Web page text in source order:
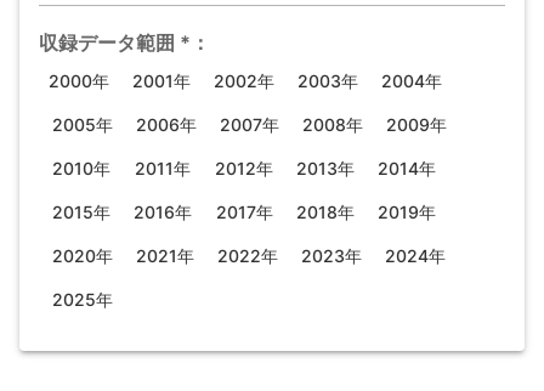
収録データ範囲 * ：
2000年 2001年 2002年 2003年 2004年
2005年 2006年 2007年 2008年 2009年
2010年 2011年 2012年 2013年 2014年
2015年 2016年 2017年 2018年 2019年
2020年 2021年 2022年 2023年 2024年
2025年